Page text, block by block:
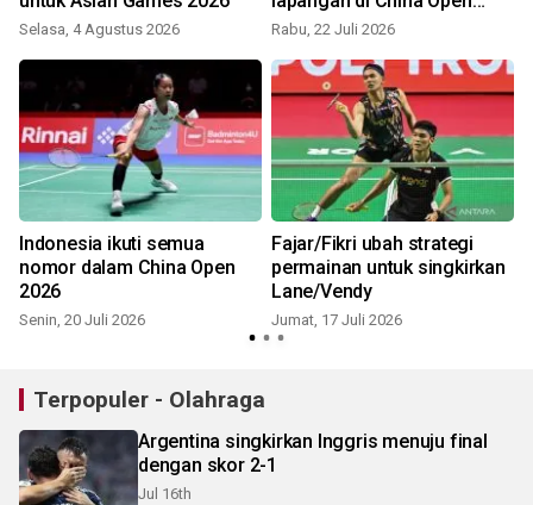
Selasa, 4 Agustus 2026
2026
Rabu, 22 Juli 2026
Indonesia ikuti semua
nomor dalam China Open
2026
Senin, 20 Juli 2026
Fajar/Fikri ubah strategi
permainan untuk singkirkan
Lane/Vendy
Jumat, 17 Juli 2026
Terpopuler - Olahraga
Argentina singkirkan Inggris menuju final
dengan skor 2-1
Jul 16th